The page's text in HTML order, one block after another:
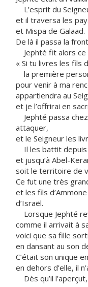
L’esprit du
et il traversa les
et Mispa de Galaad.
De là il passa la
Jephté fit alors ce
« Si tu livres les fils
la première
pour venir à ma
appartiendra au
et je l’offrirai en
Jephté passa
attaquer,
et le Seigneur les
Il les battit depuis
et jusqu’à Abel-
soit le territoire de
Ce fut une très
et les fils
d’Israël.
Lorsque Jephté
comme il arrivait à
voici que sa fille
en dansant au son
C’était son unique
en dehors d’elle, il
Dès qu’il